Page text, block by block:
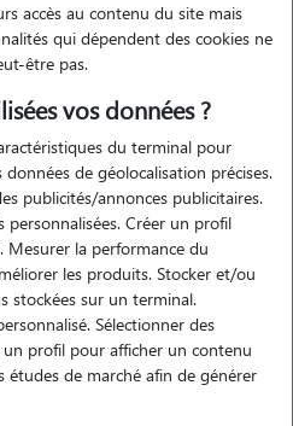
pour le moment, c'est pour moi un
temps avec eux et de leur offrir des
je suis quelqu'un de calme, de
service tout en m'amusant avec
de vos animaux comme s'ils étaient
leurs habitudes et vos
accès au contenu du site mais
qui dépendent des cookies ne
être pas.
vos données ?
du terminal pour
de géolocalisation précises.
publicités/annonces publicitaires.
personnalisées. Créer un profil
Mesurer la performance du
les produits. Stocker et/ou
stockées sur un terminal.
Sélectionner des
profil pour afficher un contenu
études de marché afin de générer